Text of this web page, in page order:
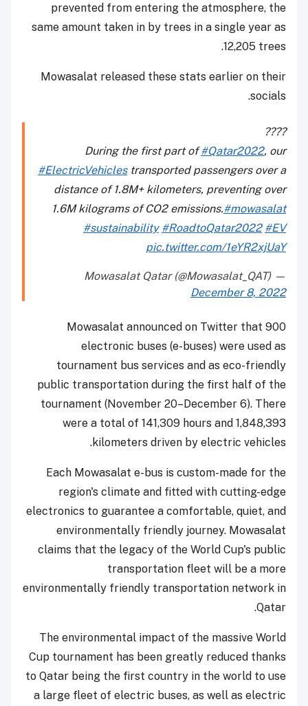
prevented from entering the atmosphere, the
same amount taken in by trees in a single year as
12,205 trees.
Mowasalat released these stats earlier on their
socials.
????
During the first part of#Qatar2022, our
#ElectricVehiclestransported passengers over a
distance of 1.8M+ kilometers, preventing over
1.6M kilograms of CO2 emissions.#mowasalat
#sustainability #RoadtoQatar2022 #EV
pic.twitter.com/1eYR2xjUaY
— Mowasalat Qatar (@Mowasalat_QAT)
December 8, 2022
Mowasalat announced on Twitter that 900
electronic buses (e-buses) were used as
tournament bus services and as eco-friendly
public transportation during the first half of the
tournament (November 20–December 6). There
were a total of 141,309 hours and 1,848,393
kilometers driven by electric vehicles.
Each Mowasalat e-bus is custom-made for the
region's climate and fitted with cutting-edge
electronics to guarantee a comfortable, quiet, and
environmentally friendly journey. Mowasalat
claims that the legacy of the World Cup's public
transportation fleet will be a more
environmentally friendly transportation network in
Qatar.
The environmental impact of the massive World
Cup tournament has been greatly reduced thanks
to Qatar being the first country in the world to use
a large fleet of electric buses, as well as electric